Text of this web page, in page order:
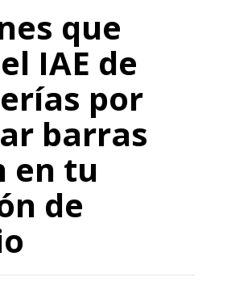
que
IAE de
por
barras
en tu
de